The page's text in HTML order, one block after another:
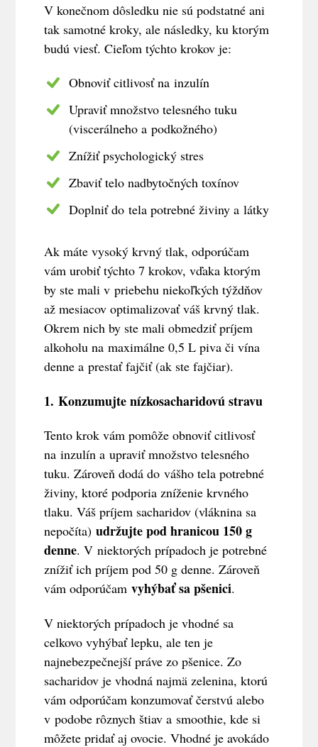
V konečnom dôsledku nie sú podstatné ani
tak samotné kroky, ale následky, ku ktorým
budú viesť. Cieľom týchto krokov je:
Obnoviť citlivosť na inzulín
Upraviť množstvo telesného tuku
(viscerálneho a podkožného)
Znížiť psychologický stres
Zbaviť telo nadbytočných toxínov
Doplniť do tela potrebné živiny a látky
Ak máte vysoký krvný tlak, odporúčam
vám urobiť týchto 7 krokov, vďaka ktorým
by ste mali v priebehu niekoľkých týždňov
až mesiacov optimalizovať váš krvný tlak.
Okrem nich by ste mali obmedziť príjem
alkoholu na maximálne 0,5 L piva či vína
denne a prestať fajčiť (ak ste fajčiar).
1. Konzumujte nízkosacharidovú stravu
Tento krok vám pomôže obnoviť citlivosť
na inzulín a upraviť množstvo telesného
tuku. Zároveň dodá do vášho tela potrebné
živiny, ktoré podporia zníženie krvného
tlaku. Váš príjem sacharidov (vláknina sa
nepočíta)udržujte pod hranicou 150 g
denne. V niektorých prípadoch je potrebné
znížiť ich príjem pod 50 g denne. Zároveň
vám odporúčamvyhýbať sa pšenici.
V niektorých prípadoch je vhodné sa
celkovo vyhýbať lepku, ale ten je
najnebezpečnejší práve zo pšenice. Zo
sacharidov je vhodná najmä zelenina, ktorú
vám odporúčam konzumovať čerstvú alebo
v podobe rôznych štiav a smoothie, kde si
môžete pridať aj ovocie. Vhodné je avokádo